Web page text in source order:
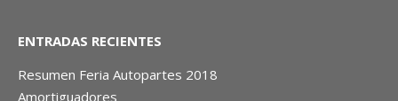
ENTRADAS RECIENTES
Resumen Feria Autopartes 2018
Amortiguadores